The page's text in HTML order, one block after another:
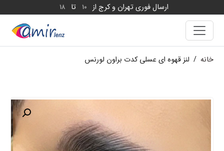
ارسال فوری تهران و کرج از 10 تا 18
خانه / لنز قهوه ای عسلی کدت براون لورنس